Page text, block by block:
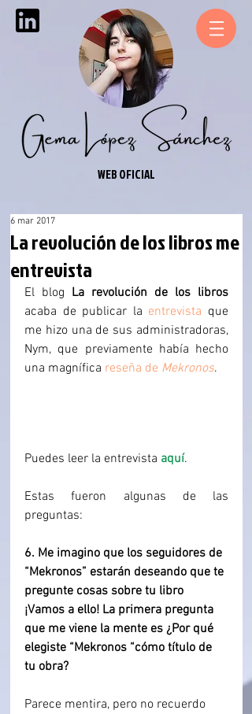
WEB OFICIAL
La revolución de los libros me
entrevista
6 mar 2017
El blog La revolución de los libros
acaba de publicar la entrevista que
me hizo una de sus administradoras,
Nym, que previamente había hecho
una magnífica reseña de Mekronos.
Puedes leer la entrevista aquí.
Estas fueron algunas de las
preguntas:
6. Me imagino que los seguidores de
“Mekronos” estarán deseando que te
pregunte cosas sobre tu libro
¡Vamos a ello! La primera pregunta
que me viene la mente es ¿Por qué
elegiste “Mekronos “cómo título de
tu obra?
Parece mentira, pero no recuerdo